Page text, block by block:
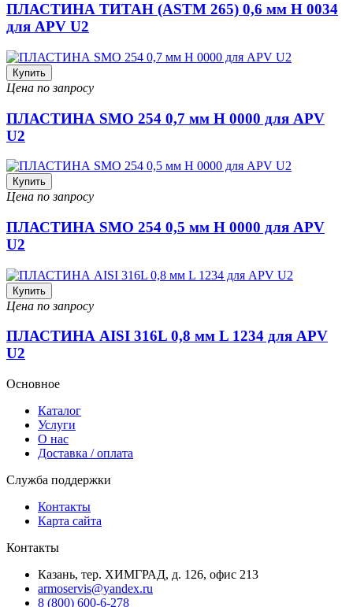
ПЛАСТИНА ТИТАН (ASTM 265) 0,6 мм H 0034
для APV U2
Купить
Цена по запросу
ПЛАСТИНА SMO 254 0,7 мм H 0000 для APV
U2
Купить
Цена по запросу
ПЛАСТИНА SMO 254 0,5 мм H 0000 для APV
U2
Купить
Цена по запросу
ПЛАСТИНА AISI 316L 0,8 мм L 1234 для APV
U2
Основное
Каталог
Услуги
О нас
Доставка / оплата
Служба поддержки
Контакты
Карта сайта
Контакты
Казань, тер. ХИМГРАД, д. 126, офис 213
armoservis@yandex.ru
8 (800) 600-6-278